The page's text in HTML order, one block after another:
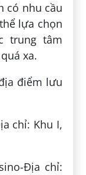
có nhu cầu
lựa chọn
trung tâm
xa.
điểm lưu
chỉ: Khu I,
Địa chỉ: